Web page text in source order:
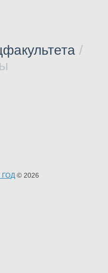
/
ГОД © 2026